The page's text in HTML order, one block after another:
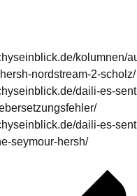
kolumnen/
nordstream-2-scholz/
daili-es-
daili-es-
seymour-hersh/